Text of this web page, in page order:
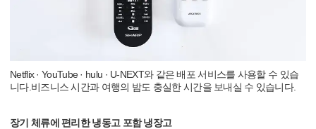
Netflix · YouTube · hulu · U-NEXT와 같은 배포 서비스를 사용할 수 있습
니다.비즈니스 시간과 여행의 밤도 충실한 시간을 보내실 수 있습니다.
장기 체류에 편리한 냉동고 포함 냉장고